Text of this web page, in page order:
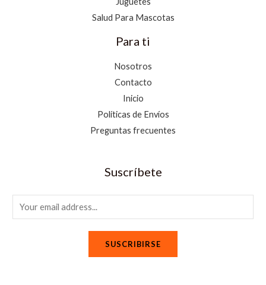
Salud Para Mascotas
Para ti
Nosotros
Contacto
Inicio
Políticas de Envíos
Preguntas frecuentes
Suscríbete
m
SUSCRIBIRSE